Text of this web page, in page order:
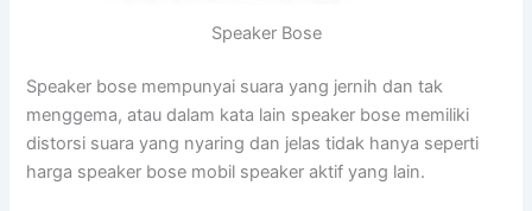
Speaker Bose
Speaker bose mempunyai suara yang jernih dan tak
menggema, atau dalam kata lain speaker bose memiliki
distorsi suara yang nyaring dan jelas tidak hanya seperti
harga speaker bose mobil speaker aktif yang lain.